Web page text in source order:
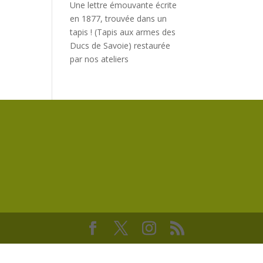
Une lettre émouvante écrite
en 1877, trouvée dans un
tapis ! (Tapis aux armes des
Ducs de Savoie) restaurée
par nos ateliers